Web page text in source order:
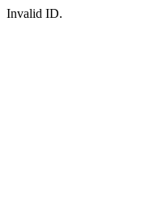
Invalid ID.